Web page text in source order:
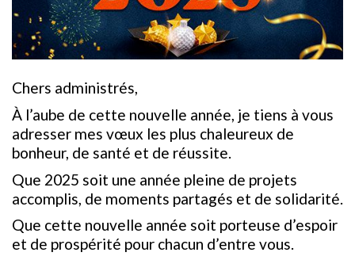
Chers administrés,
À l’aube de cette nouvelle année, je tiens à vous
adresser mes vœux les plus chaleureux de
bonheur, de santé et de réussite.
Que 2025 soit une année pleine de projets
accomplis, de moments partagés et de solidarité.
Que cette nouvelle année soit porteuse d’espoir
et de prospérité pour chacun d’entre vous.